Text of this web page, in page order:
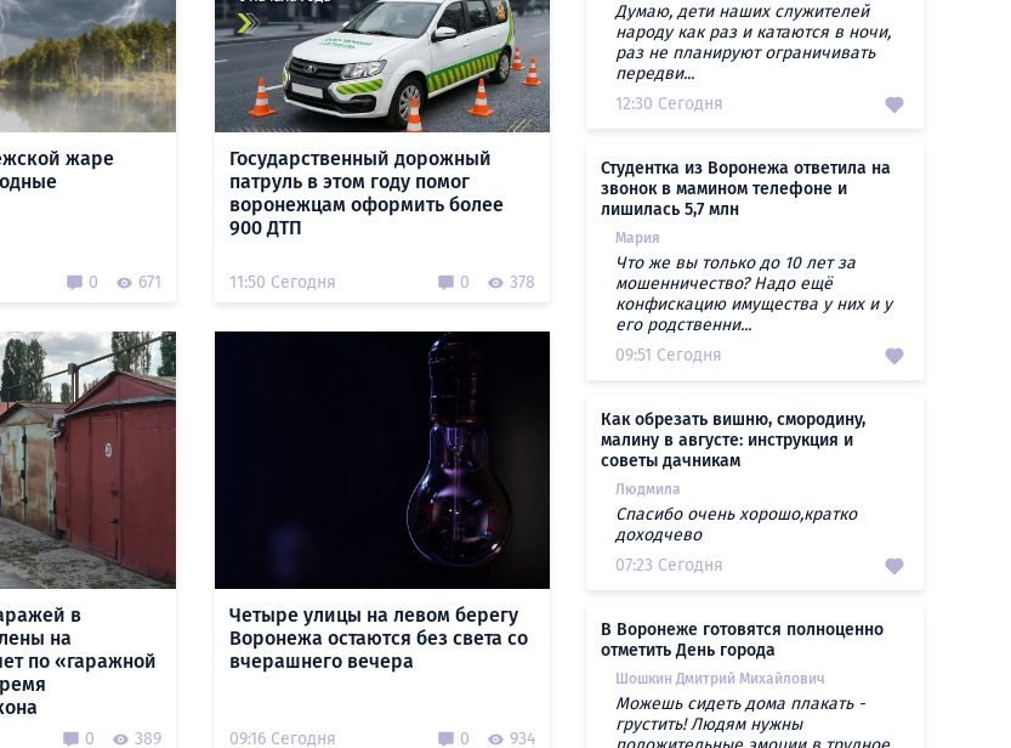
жаре
0 671
Государственный дорожный
патруль в этом году помог
воронежцам оформить более
900 ДТП
11:50 Сегодня 0 378
в
на
по «гаражной
0 389
Четыре улицы на левом берегу
Воронежа остаются без света со
вчерашнего вечера
09:16 Сегодня 0 934
Думаю, дети наших служителей
народу как раз и катаются в ночи,
раз не планируют ограничивать
передви...
12:30 Сегодня
Студентка из Воронежа ответила на
звонок в мамином телефоне и
лишилась 5,7 млн
Мария
Что же вы только до 10 лет за
мошенничество? Надо ещё
конфискацию имущества у них и у
его родственни...
09:51 Сегодня
Как обрезать вишню, смородину,
малину в августе: инструкция и
советы дачникам
Людмила
Спасибо очень хорошо,кратко
доходчево
07:23 Сегодня
В Воронеже готовятся полноценно
отметить День города
Шошкин Дмитрий Михайлович
Можешь сидеть дома плакать -
грустить! Людям нужны